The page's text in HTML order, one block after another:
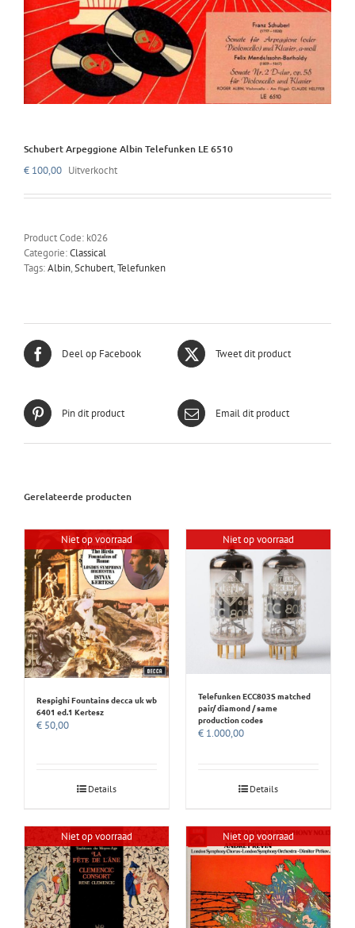
Schubert Arpeggione Albin Telefunken LE 6510
€ 100,00 Uitverkocht
Product Code: k026
Categorie:Classical
Tags:Albin,Schubert,Telefunken
Deel op Facebook Tweet dit product
Pin dit product Email dit product
Gerelateerde producten
Niet op voorraad
Respighi Fountains decca uk wb
6401 ed.1 Kertesz
€ 50,00
Details
Niet op voorraad
Telefunken ECC803S matched
pair/ diamond / same
production codes
€ 1.000,00
Details
Niet op voorraad Niet op voorraad